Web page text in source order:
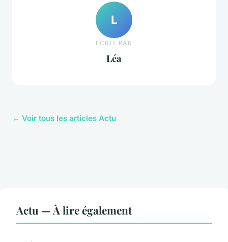
L
ECRIT PAR
Léa
← Voir tous les articles Actu
Actu — À lire également